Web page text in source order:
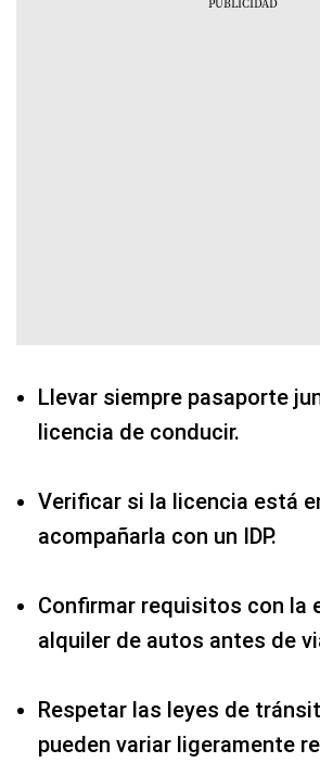
Llevar siempre pasaporte
licencia de conducir.
Verificar si la licencia está
acompañarla con un IDP.
Confirmar requisitos con la
alquiler de autos antes de
Respetar las leyes de
pueden variar ligeramente